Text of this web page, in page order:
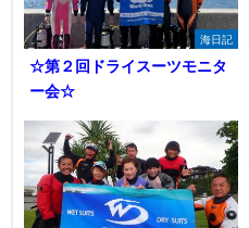
海日記
☆第２回ドライスーツモニタ
ー会☆